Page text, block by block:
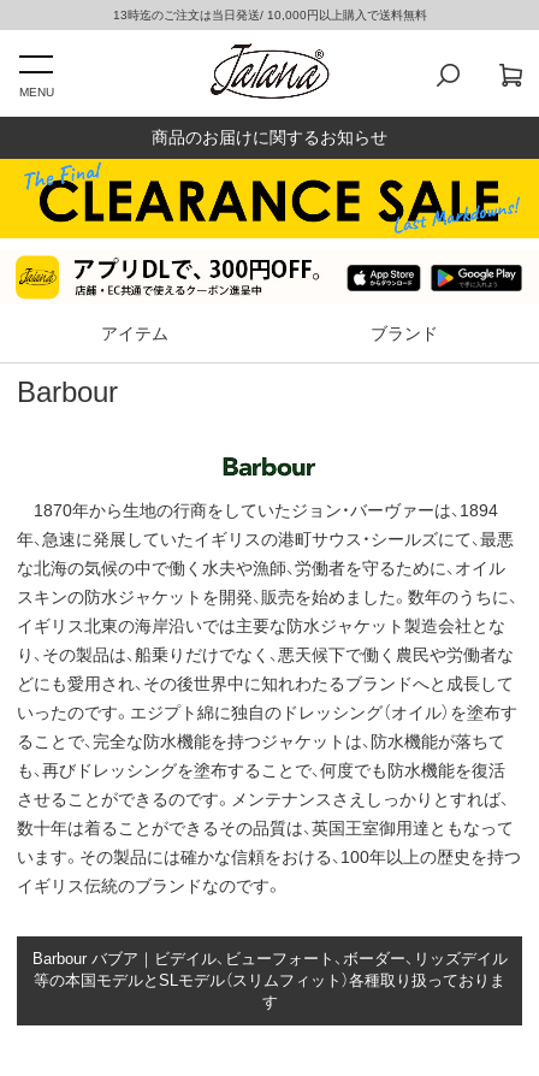
13時迄のご注文は当日発送/ 10,000円以上購入で送料無料
MENU
商品のお届けに関するお知らせ
アイテム ブランド
Barbour
1870年から生地の行商をしていたジョン・バーヴァーは、1894
年、急速に発展していたイギリスの港町サウス・シールズにて、最悪
な北海の気候の中で働く水夫や漁師、労働者を守るために、オイル
スキンの防水ジャケットを開発、販売を始めました。数年のうちに、
イギリス北東の海岸沿いでは主要な防水ジャケット製造会社とな
り、その製品は、船乗りだけでなく、悪天候下で働く農民や労働者な
どにも愛用され、その後世界中に知れわたるブランドへと成長して
いったのです。エジプト綿に独自のドレッシング（オイル）を塗布す
ることで、完全な防水機能を持つジャケットは、防水機能が落ちて
も、再びドレッシングを塗布することで、何度でも防水機能を復活
させることができるのです。メンテナンスさえしっかりとすれば、
数十年は着ることができるその品質は、英国王室御用達ともなって
います。その製品には確かな信頼をおける、100年以上の歴史を持つ
イギリス伝統のブランドなのです。
Barbour バブア｜ビデイル、ビューフォート、ボーダー、リッズデイル
等の本国モデルとSLモデル（スリムフィット）各種取り扱っておりま
す